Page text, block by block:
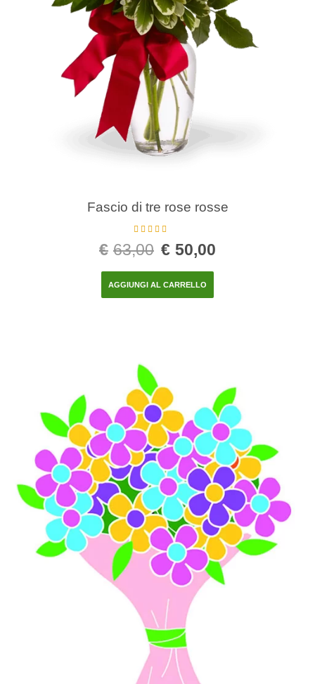
Fascio di tre rose rosse
su 5
€ 63,00 € 50,00
AGGIUNGI AL CARRELLO